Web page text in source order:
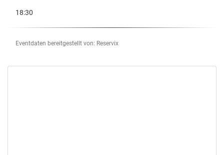
18:30
Eventdaten bereitgestellt von: Reservix